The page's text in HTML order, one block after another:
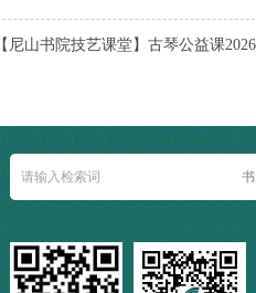
【尼山书院技艺课堂】古琴公益课